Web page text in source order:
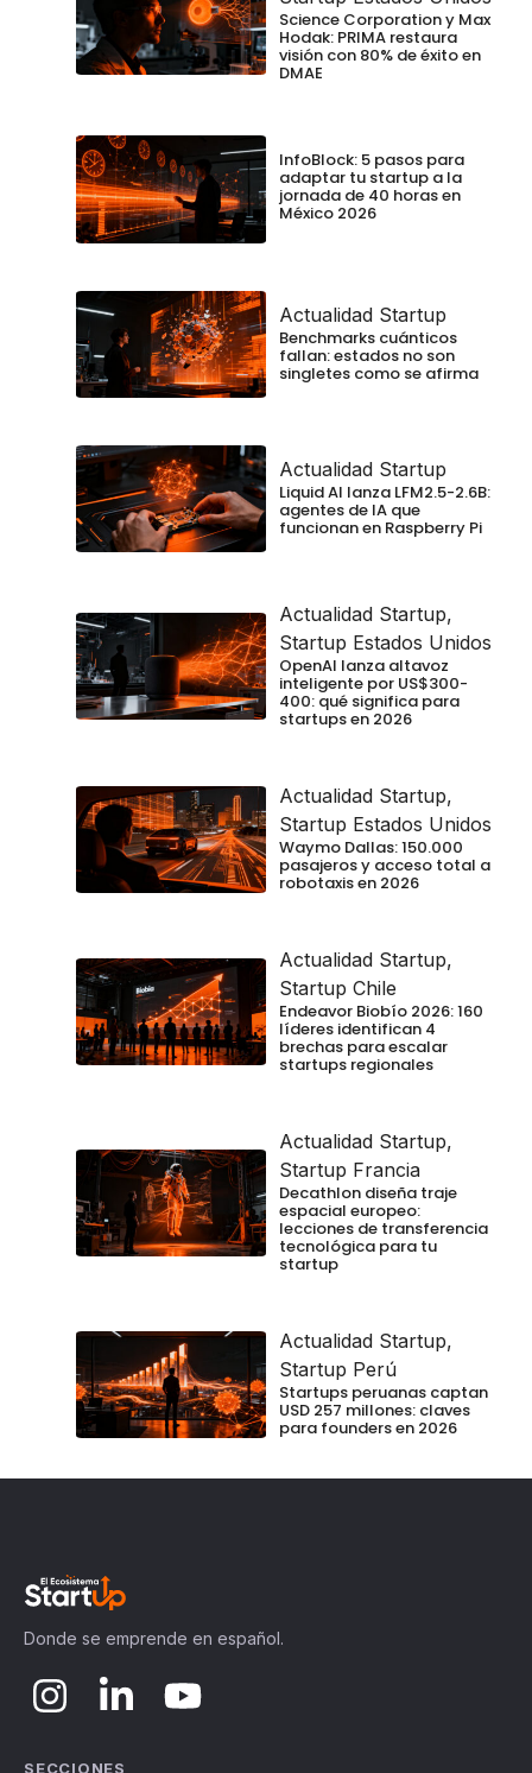
Science Corporation y Max
Hodak: PRIMA restaura
visión con 80% de éxito en
DMAE
InfoBlock: 5 pasos para
adaptar tu startup a la
jornada de 40 horas en
México 2026
Actualidad Startup
Benchmarks cuánticos
fallan: estados no son
singletes como se afirma
Actualidad Startup
Liquid AI lanza LFM2.5-2.6B:
agentes de IA que
funcionan en Raspberry Pi
Actualidad Startup,
Startup Estados Unidos
OpenAI lanza altavoz
inteligente por US$300-
400: qué significa para
startups en 2026
Actualidad Startup,
Startup Estados Unidos
Waymo Dallas: 150.000
pasajeros y acceso total a
robotaxis en 2026
Actualidad Startup,
Startup Chile
Endeavor Biobío 2026: 160
líderes identifican 4
brechas para escalar
startups regionales
Actualidad Startup,
Startup Francia
Decathlon diseña traje
espacial europeo:
lecciones de transferencia
tecnológica para tu
startup
Actualidad Startup,
Startup Perú
Startups peruanas captan
USD 257 millones: claves
para founders en 2026
Donde se emprende en español.
SECCIONES